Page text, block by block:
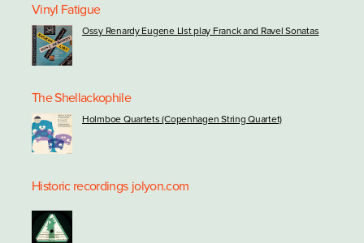
Vinyl Fatigue
Ossy Renardy Eugene LIst play Franck and Ravel Sonatas
The Shellackophile
Holmboe Quartets (Copenhagen String Quartet)
Historic recordings jolyon.com